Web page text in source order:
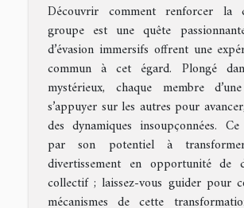
Découvrir comment renforcer la
groupe est une quête
d’évasion immersifs offrent une
commun à cet égard. Plongé
mystérieux, chaque membre
s’appuyer sur les autres pour
des dynamiques insoupçonnées.
par son potentiel à
divertissement en opportunité de
collectif ; laissez-vous guider pour
mécanismes de cette